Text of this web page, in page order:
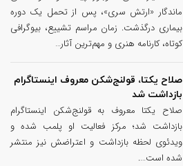
ماندگار «ارتش سری»، پس از تحمل یک دوره
بیماری درگذشت. زمان مراسم تشییع، بیوگرافی
کوتاه، کارنامه هنری و مهم‌ترین آثار…
صلاح یکتا، قولنج‌شکن معروف اینستاگرام
بازداشت شد
صلاح یکتا معروف به قولنج‌شکن اینستاگرام
بازداشت شد؛ مرکز فعالیت او پلمب شده و
ویدئوی لحظه بازداشت و اعتراضش نیز منتشر
شده است….